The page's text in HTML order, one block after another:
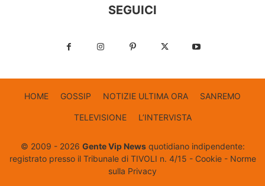
SEGUICI
HOME GOSSIP NOTIZIE ULTIMA ORA SANREMO
TELEVISIONE L’INTERVISTA
© 2009 - 2026 Gente Vip Newsquotidiano indipendente:
registrato presso il Tribunale di TIVOLI n. 4/15 - Cookie- Norme
sulla Privacy